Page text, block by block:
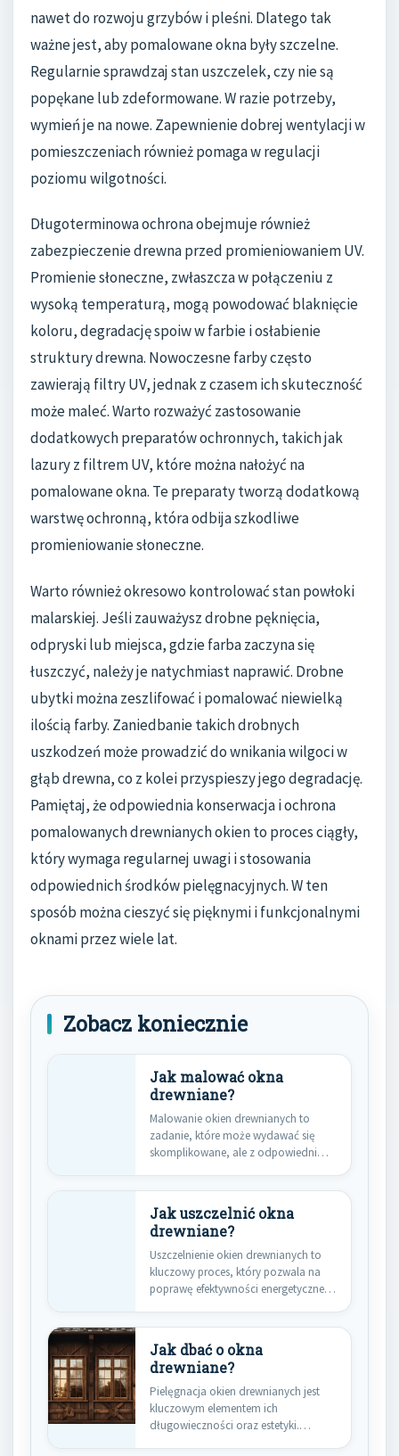
nawet do rozwoju grzybów i pleśni. Dlatego tak
ważne jest, aby pomalowane okna były szczelne.
Regularnie sprawdzaj stan uszczelek, czy nie są
popękane lub zdeformowane. W razie potrzeby,
wymień je na nowe. Zapewnienie dobrej wentylacji w
pomieszczeniach również pomaga w regulacji
poziomu wilgotności.
Długoterminowa ochrona obejmuje również
zabezpieczenie drewna przed promieniowaniem UV.
Promienie słoneczne, zwłaszcza w połączeniu z
wysoką temperaturą, mogą powodować blaknięcie
koloru, degradację spoiw w farbie i osłabienie
struktury drewna. Nowoczesne farby często
zawierają filtry UV, jednak z czasem ich skuteczność
może maleć. Warto rozważyć zastosowanie
dodatkowych preparatów ochronnych, takich jak
lazury z filtrem UV, które można nałożyć na
pomalowane okna. Te preparaty tworzą dodatkową
warstwę ochronną, która odbija szkodliwe
promieniowanie słoneczne.
Warto również okresowo kontrolować stan powłoki
malarskiej. Jeśli zauważysz drobne pęknięcia,
odpryski lub miejsca, gdzie farba zaczyna się
łuszczyć, należy je natychmiast naprawić. Drobne
ubytki można zeszlifować i pomalować niewielką
ilością farby. Zaniedbanie takich drobnych
uszkodzeń może prowadzić do wnikania wilgoci w
głąb drewna, co z kolei przyspieszy jego degradację.
Pamiętaj, że odpowiednia konserwacja i ochrona
pomalowanych drewnianych okien to proces ciągły,
który wymaga regularnej uwagi i stosowania
odpowiednich środków pielęgnacyjnych. W ten
sposób można cieszyć się pięknymi i funkcjonalnymi
oknami przez wiele lat.
Zobacz koniecznie
Jak malować okna
drewniane?
Malowanie okien drewnianych to
zadanie, które może wydawać się
skomplikowane, ale z odpowiednim
Jak uszczelnić okna
drewniane?
Uszczelnienie okien drewnianych to
kluczowy proces, który pozwala na
poprawę efektywności energetycznej
Jak dbać o okna
drewniane?
Pielęgnacja okien drewnianych jest
kluczowym elementem ich
długowieczności oraz estetyki.